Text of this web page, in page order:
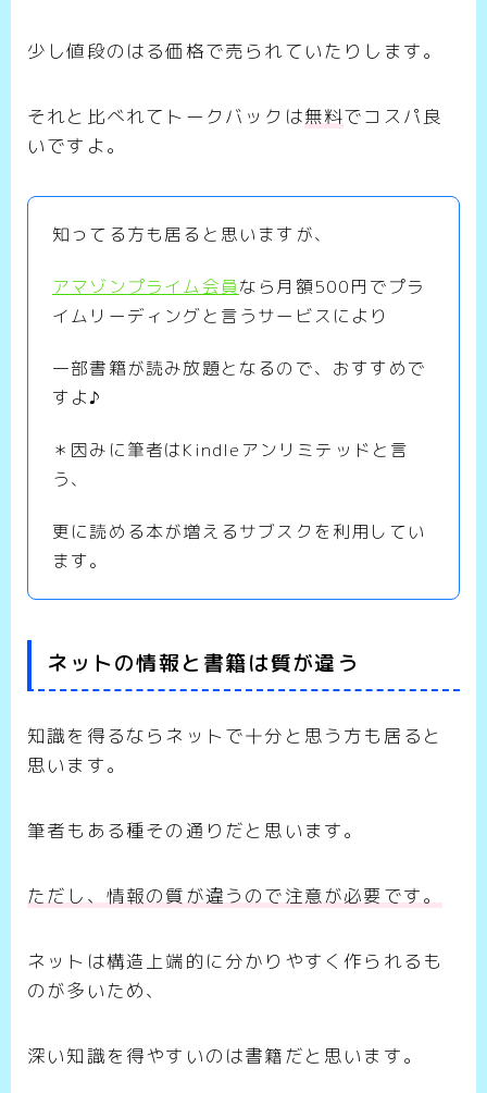
少し値段のはる価格で売られていたりします。
それと比べれてトークバックは無料でコスパ良
いですよ。
知ってる方も居ると思いますが、
アマゾンプライム会員なら月額500円でプラ
イムリーディングと言うサービスにより
一部書籍が読み放題となるので、おすすめで
すよ♪
＊因みに筆者はKindleアンリミテッドと言
う、
更に読める本が増えるサブスクを利用してい
ます。
ネットの情報と書籍は質が違う
知識を得るならネットで十分と思う方も居ると
思います。
筆者もある種その通りだと思います。
ただし、情報の質が違うので注意が必要です。
ネットは構造上端的に分かりやすく作られるも
のが多いため、
深い知識を得やすいのは書籍だと思います。